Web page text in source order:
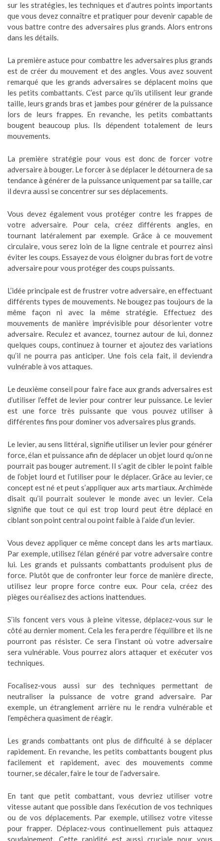
sur les stratégies, les techniques et d’autres points importants
que vous devez connaître et pratiquer pour devenir capable de
vous battre contre des adversaires plus grands. Alors entrons
dans les détails.
La première astuce pour combattre les adversaires plus grands
est de créer du mouvement et des angles. Vous avez souvent
remarqué que les grands adversaires se déplacent moins que
les petits combattants. C’est parce qu’ils utilisent leur grande
taille, leurs grands bras et jambes pour générer de la puissance
lors de leurs frappes. En revanche, les petits combattants
bougent beaucoup plus. Ils dépendent totalement de leurs
mouvements.
La première stratégie pour vous est donc de forcer votre
adversaire à bouger. Le forcer à se déplacer le détournera de sa
tendance à générer de la puissance uniquement par sa taille, car
il devra aussi se concentrer sur ses déplacements.
Vous devez également vous protéger contre les frappes de
votre adversaire. Pour cela, créez différents angles, en
tournant latéralement par exemple. Grâce à ce mouvement
circulaire, vous serez loin de la ligne centrale et pourrez ainsi
éviter les coups. Essayez de vous éloigner du bras fort de votre
adversaire pour vous protéger des coups puissants.
L’idée principale est de frustrer votre adversaire, en effectuant
différents types de mouvements. Ne bougez pas toujours de la
même façon ni avec la même stratégie. Effectuez des
mouvements de manière imprévisible pour désorienter votre
adversaire. Reculez et avancez, tournez autour de lui, donnez
quelques coups, continuez à tourner et ajoutez des variations
qu’il ne pourra pas anticiper. Une fois cela fait, il deviendra
vulnérable à vos attaques.
Le deuxième conseil pour faire face aux grands adversaires est
d’utiliser l’effet de levier pour contrer leur puissance. Le levier
est une force très puissante que vous pouvez utiliser à
différentes fins pour dominer vos adversaires plus grands.
Le levier, au sens littéral, signifie utiliser un levier pour générer
force, élan et puissance afin de déplacer un objet lourd qu’on ne
pourrait pas bouger autrement. Il s’agit de cibler le point faible
de l’objet lourd et l’utiliser pour le déplacer. Grâce au levier, ce
concept est né et peut s’appliquer aux arts martiaux. Archimède
disait qu’il pourrait soulever le monde avec un levier. Cela
signifie que tout ce qui est trop lourd peut être déplacé en
ciblant son point central ou point faible à l’aide d’un levier.
Vous devez appliquer ce même concept dans les arts martiaux.
Par exemple, utilisez l’élan généré par votre adversaire contre
lui. Les grands et puissants combattants produisent plus de
force. Plutôt que de confronter leur force de manière directe,
utilisez leur propre force contre eux. Pour cela, créez des
pièges ou réalisez des actions inattendues.
S’ils foncent vers vous à pleine vitesse, déplacez-vous sur le
côté au dernier moment. Cela les fera perdre l’équilibre et ils ne
pourront pas résister. Ce sera l’instant où votre adversaire
sera vulnérable. Vous pourrez alors attaquer et exécuter vos
techniques.
Focalisez-vous aussi sur des techniques permettant de
neutraliser la puissance de votre grand adversaire. Par
exemple, un étranglement arrière nu le rendra vulnérable et
l’empêchera quasiment de réagir.
Les grands combattants ont plus de difficulté à se déplacer
rapidement. En revanche, les petits combattants bougent plus
facilement et rapidement, avec des mouvements comme
tourner, se décaler, faire le tour de l’adversaire.
En tant que petit combattant, vous devriez utiliser votre
vitesse autant que possible dans l’exécution de vos techniques
ou de vos déplacements. Par exemple, utilisez votre vitesse
pour frapper. Déplacez-vous continuellement puis attaquez
soudainement. Cette rapidité est aussi cruciale pour vous